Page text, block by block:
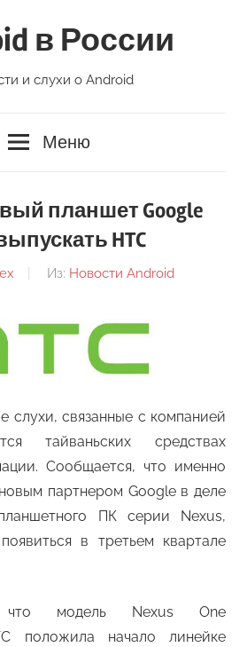
в России
и слухи о Android
Меню
планшет Google
HTC
Из: Новости Android
слухи, связанные с компанией
тайваньских средствах
Сообщается, что именно
партнером Google в деле
ПК серии Nexus,
в третьем квартале
что модель Nexus One
положила начало линейке